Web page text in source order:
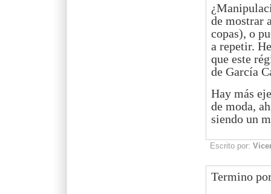
de mostrar
copas), o
a repetir.
que este
de García
Hay más
de moda,
siendo un
Escrito por:
Termino